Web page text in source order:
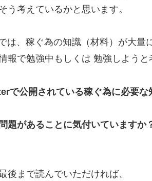
う考えているかと思います。
は、稼ぐ為の知識（材料）が大量
報で勉強中もしくは 勉強しようと
で公開されている稼ぐ為に必要な
題があることに気付いていますか
後まで読んでいただければ、